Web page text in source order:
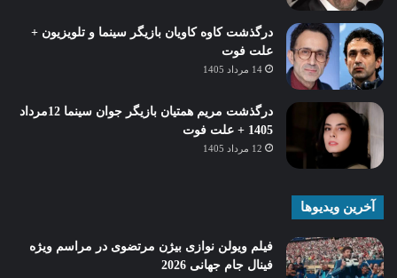
درگذشت کاوه کاویان بازیگر سینما و تلویزیون +
علت فوت
14 مرداد 1405
درگذشت مریم همتیان بازیگر جوان سینما 12مرداد
1405 + علت فوت
12 مرداد 1405
آخرین ویدیوها
فیلم ویولن نوازی بیژن مرتضوی در مراسم ویژه
فینال جام جهانی 2026